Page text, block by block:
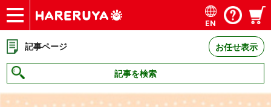
ショップ
買取
記事
デッキ検索
デッキ構築
選手一覧
店舗一覧
イベント
お問い合わせ
EN
記事ページ お任せ表示
記事を検索